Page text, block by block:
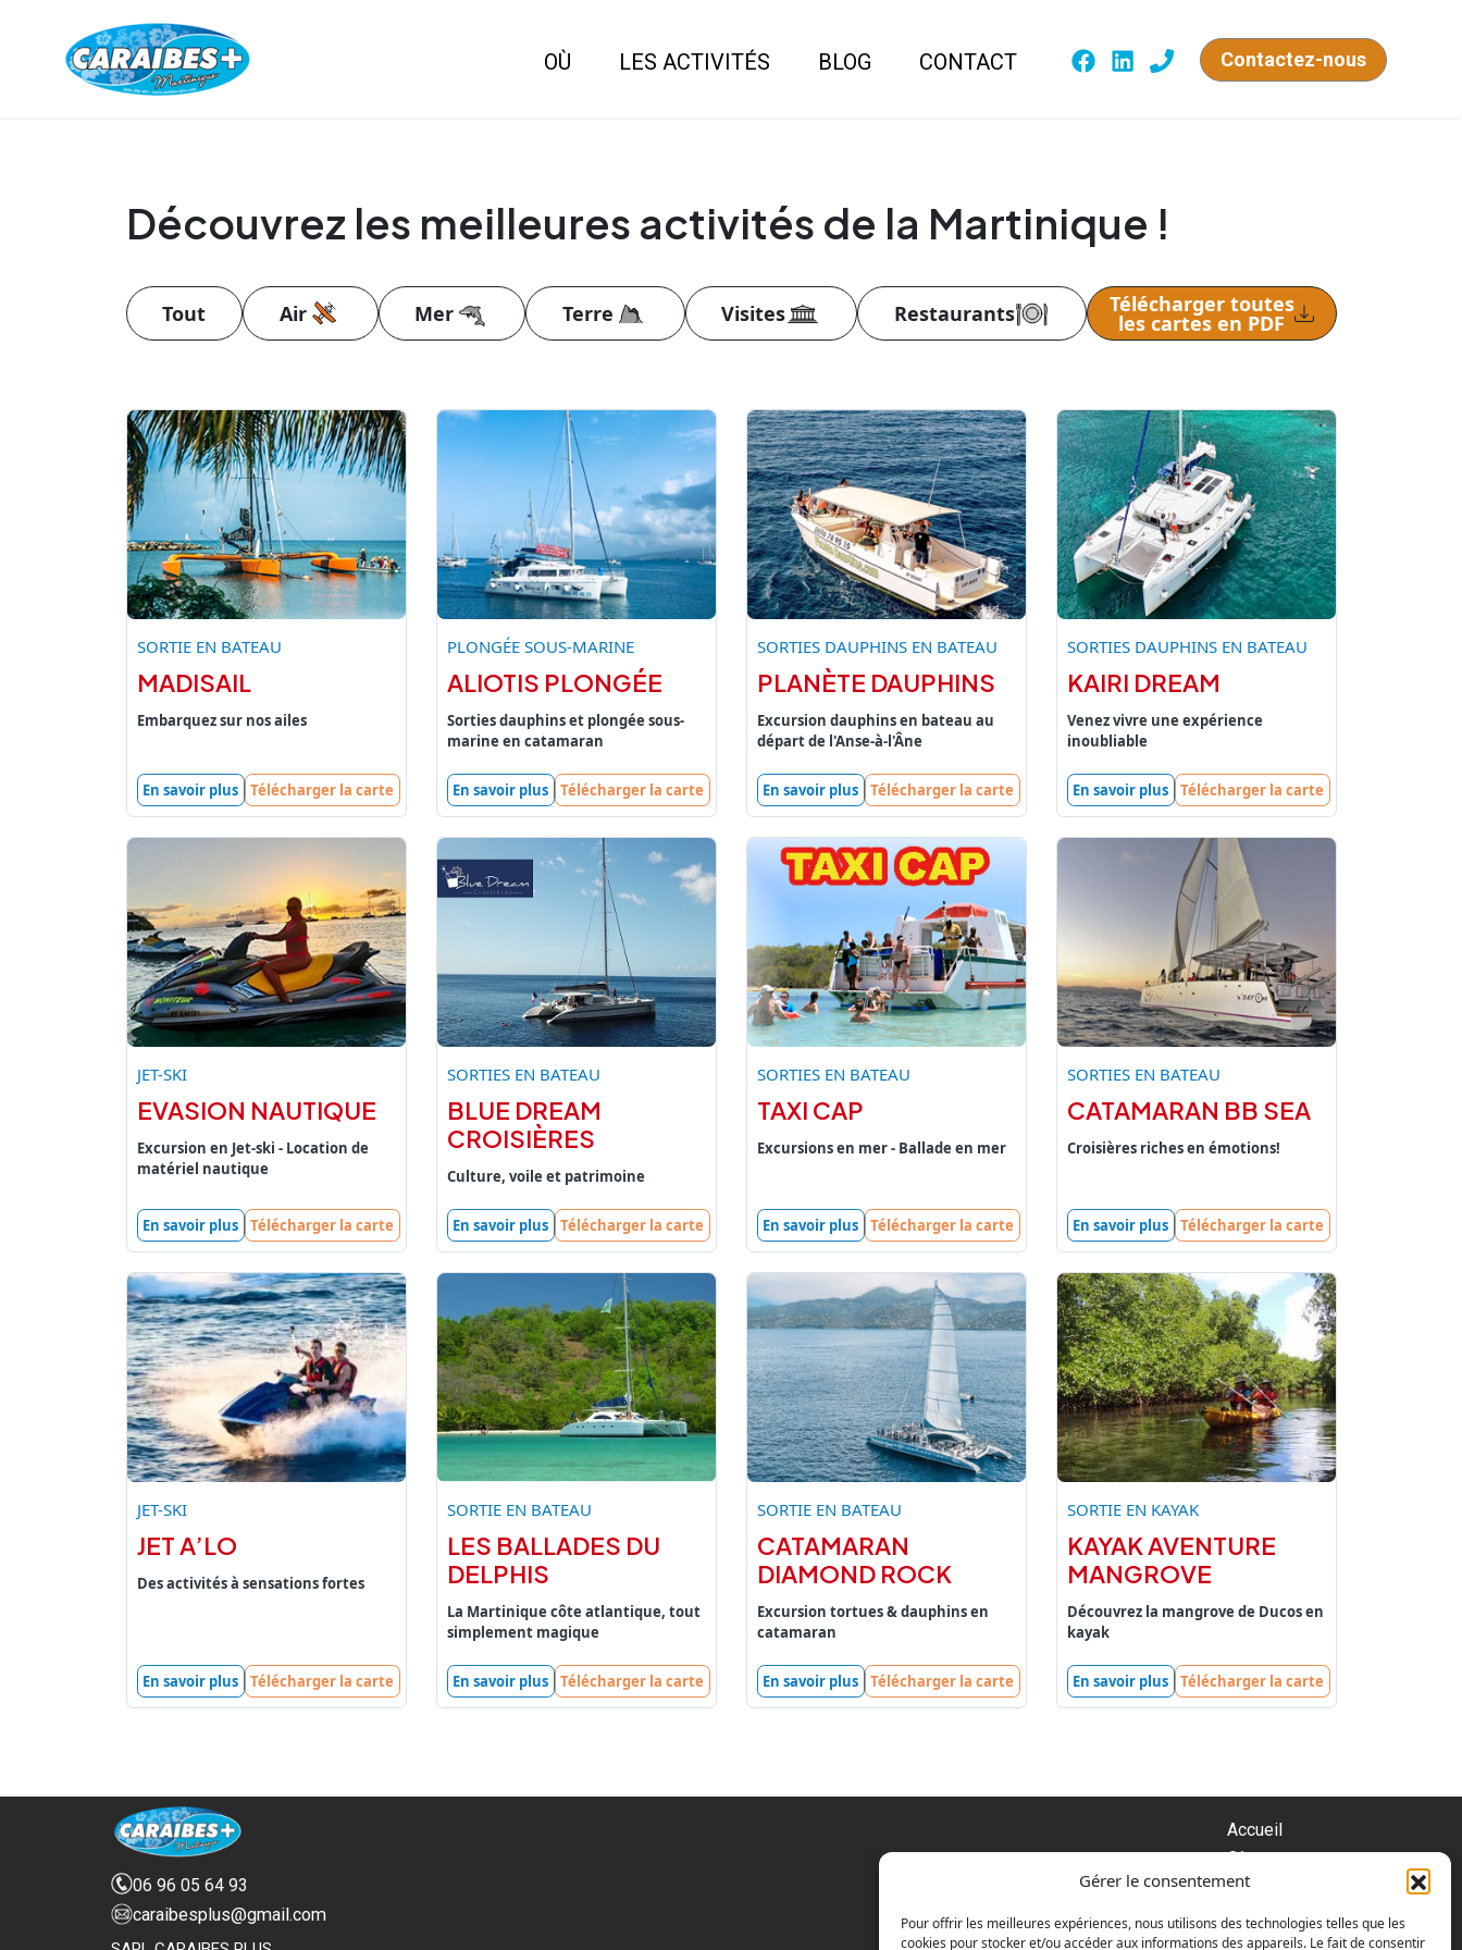
Gérer le consentement
Pour offrir les meilleures expériences, nous utilisons des technologies telles que les
cookies pour stocker et/ou accéder aux informations des appareils. Le fait de consentir
OÙ LES ACTIVITÉS BLOG CONTACT Contactez-nous
Découvrez les meilleures activités de la Martinique !
Air Mer Terre Visites Restaurants Télécharger toutes
les cartes en PDF
SORTIE EN BATEAU
MADISAIL
Embarquez sur nos ailes
En savoir plus Télécharger la carte
PLONGÉE SOUS-MARINE
ALIOTIS PLONGÉE
Sorties dauphins et plongée sous-
marine en catamaran
En savoir plus Télécharger la carte
SORTIES DAUPHINS EN BATEAU
PLANÈTE DAUPHINS
Excursion dauphins en bateau au
départ de l'Anse-à-l'Âne
En savoir plus Télécharger la carte
SORTIES DAUPHINS EN BATEAU
KAIRI DREAM
Venez vivre une expérience
inoubliable
En savoir plus Télécharger la carte
JET-SKI
EVASION NAUTIQUE
Excursion en Jet-ski - Location de
matériel nautique
En savoir plus Télécharger la carte
SORTIES EN BATEAU
BLUE DREAM
CROISIÈRES
Culture, voile et patrimoine
En savoir plus Télécharger la carte
SORTIES EN BATEAU
TAXI CAP
Excursions en mer - Ballade en mer
En savoir plus Télécharger la carte
SORTIES EN BATEAU
CATAMARAN BB SEA
Croisières riches en émotions!
En savoir plus Télécharger la carte
JET-SKI
JET A’LO
Des activités à sensations fortes
En savoir plus Télécharger la carte
SORTIE EN BATEAU
LES BALLADES DU
DELPHIS
La Martinique côte atlantique, tout
simplement magique
En savoir plus Télécharger la carte
SORTIE EN BATEAU
CATAMARAN
DIAMOND ROCK
Excursion tortues & dauphins en
catamaran
En savoir plus Télécharger la carte
SORTIE EN KAYAK
KAYAK AVENTURE
MANGROVE
Découvrez la mangrove de Ducos en
kayak
En savoir plus Télécharger la carte
06 96 05 64 93
caraibesplus@gmail.com
Accueil
Où
Les activités
Blog
Contact